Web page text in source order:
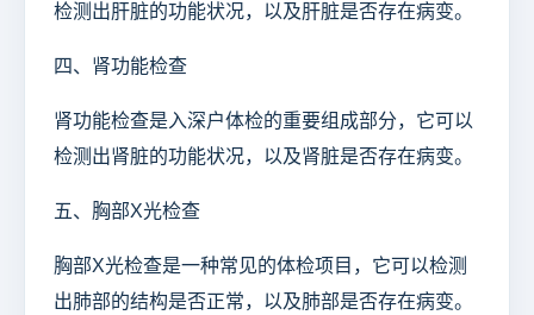
检测出肝脏的功能状况，以及肝脏是否存在病变。
四、肾功能检查
肾功能检查是入深户体检的重要组成部分，它可以
检测出肾脏的功能状况，以及肾脏是否存在病变。
五、胸部X光检查
胸部X光检查是一种常见的体检项目，它可以检测
出肺部的结构是否正常，以及肺部是否存在病变。